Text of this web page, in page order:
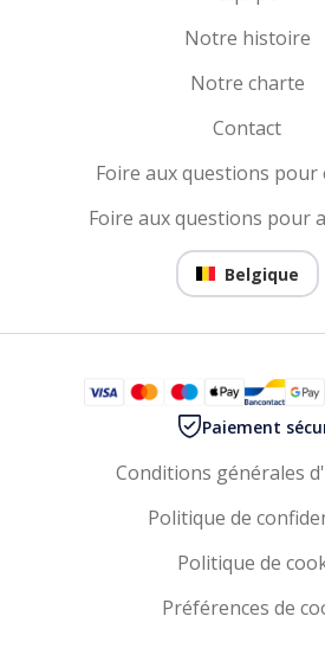
Notre histoire
Notre charte
Contact
Foire aux questions pour
Foire aux questions pour
Belgique
Paiement
Conditions générales
Politique de
Politique de
Préférences de